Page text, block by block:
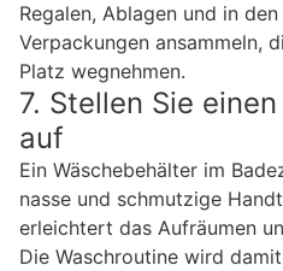
Regalen, Ablagen und in
Verpackungen ansammeln,
Platz wegnehmen.
7. Stellen Sie
auf
Ein Wäschebehälter im
nasse und schmutzige
erleichtert das Aufräumen
Die Waschroutine wird